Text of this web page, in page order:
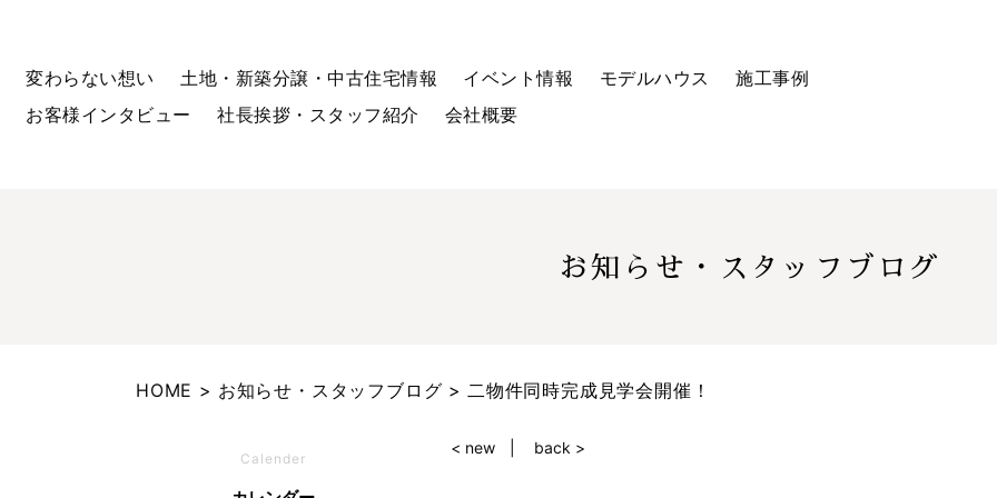
お知らせ・スタッフブログ
変わらない想い 土地・新築分譲・中古住宅情報 イベント情報 モデルハウス
施工事例
お客様インタビュー
社長挨拶・スタッフ紹介 会社概要
HOME お知らせ・スタッフブログ 二物件同時完成見学会開催！
< new back >
Calender